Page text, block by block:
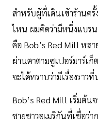
สำหรับผู้ที่เดินเข้าร้านครั้
ไหน ผมคิดว่ามีหนึ่งแบร
คือ Bob’s Red Mill หล
ผ่านตาตามซูเปอร์มาร์เก็
จะได้ทราบว่ามีเรื่องราว
Bob’s Red Mill เริ่มต้น
ชายชาวอเมริกันที่เชื่อว่